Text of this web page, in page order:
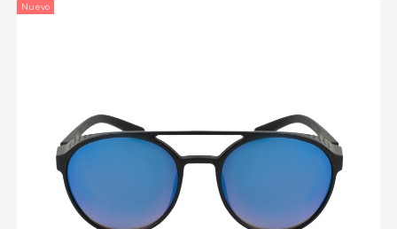
Nuevo